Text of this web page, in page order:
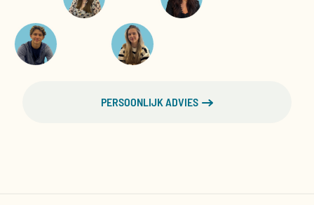
PERSOONLIJK ADVIES